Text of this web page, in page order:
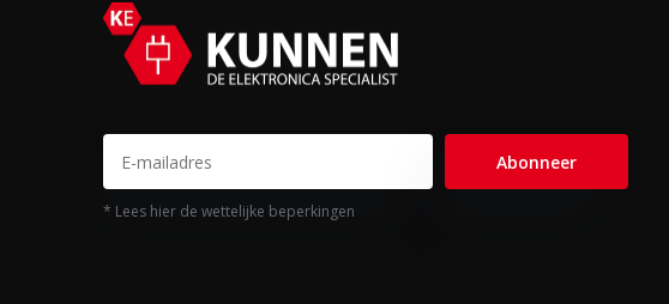
Abonneer
* Lees hier de wettelijke beperkingen